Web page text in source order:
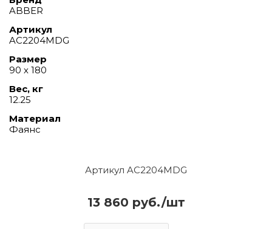
Артикул AC2204MDG
13 860 руб./шт
ABBER
Артикул
AC2204MDG
Размер
90 х 180
Вес, кг
12.25
Материал
Фаянс